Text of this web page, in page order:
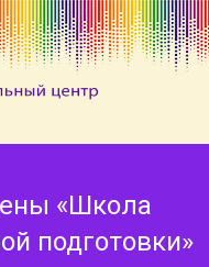
«Школа
подготовки»